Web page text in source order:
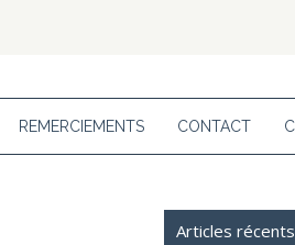
REMERCIEMENTS CONTACT
Articles récents